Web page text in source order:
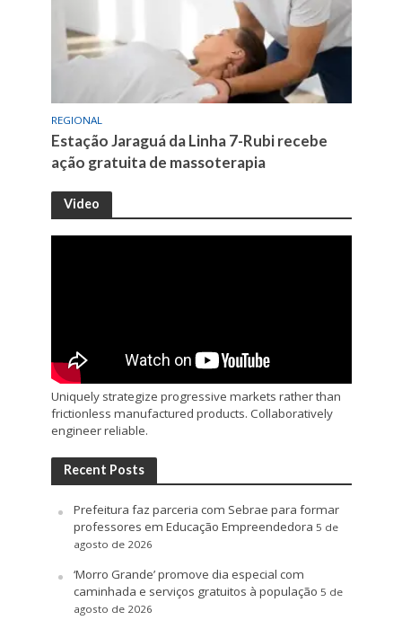
REGIONAL
Estação Jaraguá da Linha 7-Rubi recebe
ação gratuita de massoterapia
Video
Uniquely strategize progressive markets rather than
frictionless manufactured products. Collaboratively
engineer reliable.
Recent Posts
Prefeitura faz parceria com Sebrae para formar
professores em Educação Empreendedora 5 de
agosto de 2026
‘Morro Grande’ promove dia especial com
caminhada e serviços gratuitos à população 5 de
agosto de 2026